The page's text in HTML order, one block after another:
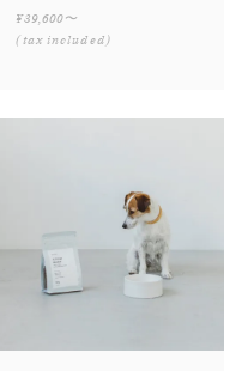
¥39,600〜
(tax included)